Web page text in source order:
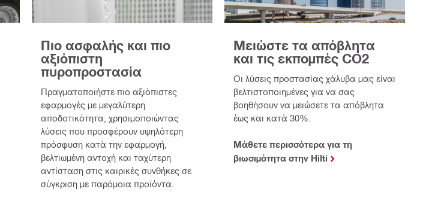
Πιο ασφαλής και πιο
αξιόπιστη
πυροπροστασία
Πραγματοποιήστε πιο αξιόπιστες
εφαρμογές με μεγαλύτερη
αποδοτικότητα, χρησιμοποιώντας
λύσεις που προσφέρουν υψηλότερη
πρόσφυση κατά την εφαρμογή,
βελτιωμένη αντοχή και ταχύτερη
αντίσταση στις καιρικές συνθήκες σε
σύγκριση με παρόμοια προϊόντα.
Μειώστε τα απόβλητα
και τις εκπομπές CO2
Οι λύσεις προστασίας χάλυβα μας είναι
βελτιστοποιημένες για να σας
βοηθήσουν να μειώσετε τα απόβλητα
έως και κατά 30%.
Μάθετε περισσότερα για τη
βιωσιμότητα στην Hilti